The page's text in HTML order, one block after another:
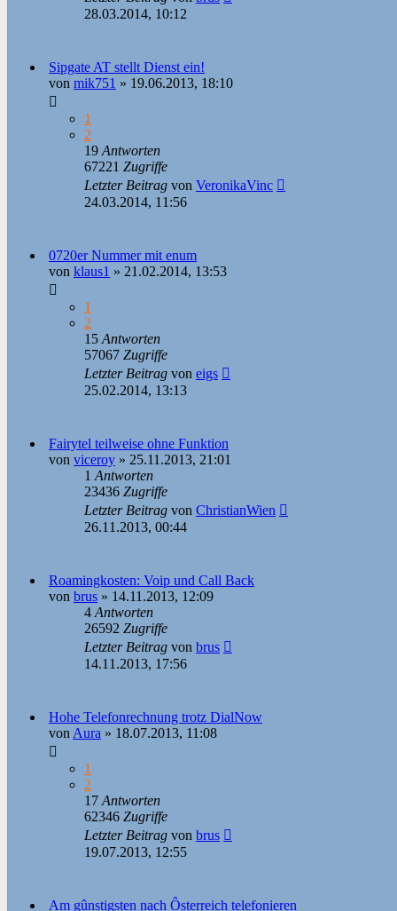
28.03.2014, 10:12
Sipgate AT stellt Dienst ein!
von mik751 » 19.06.2013, 18:10
1
2
19Antworten
67221 Zugriffe
Letzter Beitrag von VeronikaVinc
24.03.2014, 11:56
0720er Nummer mit enum
von klaus1 » 21.02.2014, 13:53
1
2
15Antworten
57067 Zugriffe
Letzter Beitrag von eigs
25.02.2014, 13:13
Fairytel teilweise ohne Funktion
von viceroy » 25.11.2013, 21:01
1Antworten
23436 Zugriffe
Letzter Beitrag von ChristianWien
26.11.2013, 00:44
Roamingkosten: Voip und Call Back
von brus » 14.11.2013, 12:09
4Antworten
26592 Zugriffe
Letzter Beitrag von brus
14.11.2013, 17:56
Hohe Telefonrechnung trotz DialNow
vonAura » 18.07.2013, 11:08
1
2
17Antworten
62346 Zugriffe
Letzter Beitrag von brus
19.07.2013, 12:55
Am gûnstigsten nach Ôsterreich telefonieren